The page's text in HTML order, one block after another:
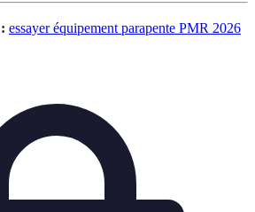
essayer équipement parapente PMR 2026